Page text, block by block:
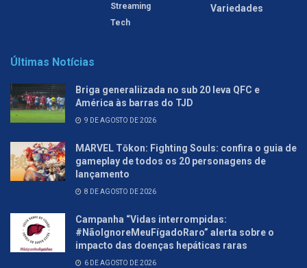
Streaming
Tech
Variedades
Últimas Notícias
Briga generaliizada no sub 20 leva QFC e
América às barras do TJD
9 DE AGOSTO DE 2026
MARVEL Tōkon: Fighting Souls: confira o guia de
gameplay de todos os 20 personagens de
lançamento
8 DE AGOSTO DE 2026
Campanha “Vidas interrompidas:
#NãoIgnoreMeuFígadoRaro” alerta sobre o
impacto das doenças hepáticas raras
6 DE AGOSTO DE 2026